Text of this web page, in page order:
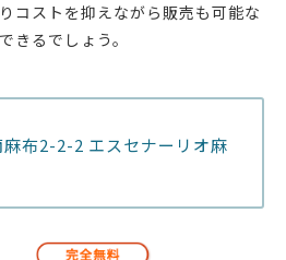
コストを抑えながら販売も可能な
きるでしょう。
布2-2-2 エスセナーリオ麻